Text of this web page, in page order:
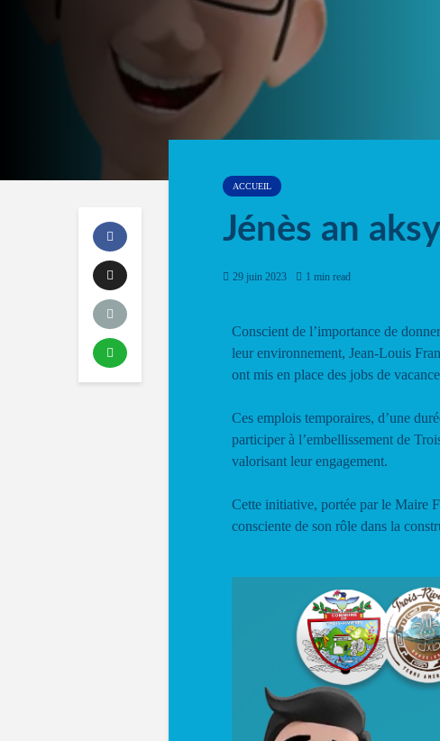
ACCUEIL
Jénès an
29 juin 2023 1 min read
Conscient de l’importance de
leur environnement, Jean-Louis
ont mis en place des jobs de
Ces emplois temporaires, d’une
participer à l’embellissement de
valorisant leur engagement.
Cette initiative, portée par le Maire
consciente de son rôle dans la